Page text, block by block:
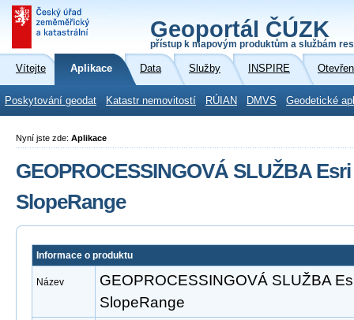
Geoportál ČÚZK
přístup k mapovým produktům a službám
Vítejte Aplikace Data Služby INSPIRE
Poskytování geodat Katastr nemovitostí RÚIAN DMVS Geodetické
Nyní jste zde: Aplikace
GEOPROCESSINGOVÁ SLUŽBA
SlopeRange
Informace o produktu
Název
GEOPROCESSINGOVÁ SLUŽBA
SlopeRange